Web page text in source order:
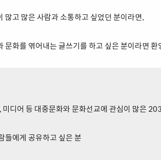
많고 많은 사람과 소통하고 싶었던 분이라면,
문화를 엮어내는 글쓰기를 하고 싶은 분이라면 환
미디어 등 대중문화와 문화선교에 관심이 많은
들에게 공유하고 싶은 분